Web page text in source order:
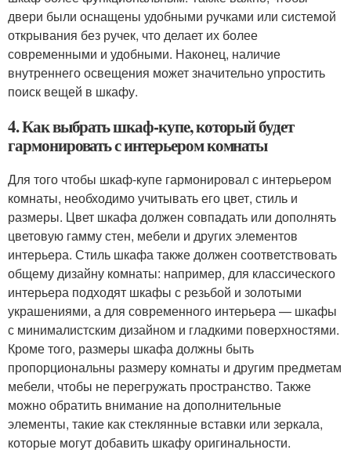
двери были оснащены удобными ручками или системой
открывания без ручек, что делает их более
современными и удобными. Наконец, наличие
внутреннего освещения может значительно упростить
поиск вещей в шкафу.
4. Как выбрать шкаф-купе, который будет
гармонировать с интерьером комнаты
Для того чтобы шкаф-купе гармонировал с интерьером
комнаты, необходимо учитывать его цвет, стиль и
размеры. Цвет шкафа должен совпадать или дополнять
цветовую гамму стен, мебели и других элементов
интерьера. Стиль шкафа также должен соответствовать
общему дизайну комнаты: например, для классического
интерьера подходят шкафы с резьбой и золотыми
украшениями, а для современного интерьера — шкафы
с минималистским дизайном и гладкими поверхностями.
Кроме того, размеры шкафа должны быть
пропорциональны размеру комнаты и другим предметам
мебели, чтобы не перегружать пространство. Также
можно обратить внимание на дополнительные
элементы, такие как стеклянные вставки или зеркала,
которые могут добавить шкафу оригинальности.